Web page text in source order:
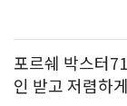
포르쉐 박스터
인 받고 저렴하